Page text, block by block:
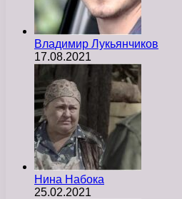
Владимир Лукьянчиков
17.08.2021
Нина Набока
25.02.2021